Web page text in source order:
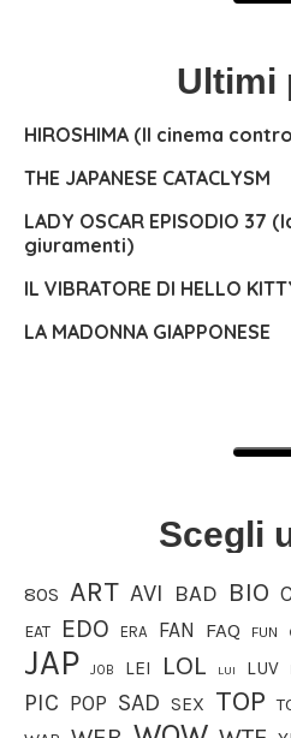
Ultimi
HIROSHIMA (Il cinema
THE JAPANESE CATACLYSM
LADY OSCAR EPISODIO 37
giuramenti)
IL VIBRATORE DI HELLO
LA MADONNA GIAPPONESE
Scegli
80S ART AVI BAD BIO
EAT EDO ERA FAN FAQ FUN
JAP JOB LEI LOL LUI LUV
PIC POP SAD SEX TOP